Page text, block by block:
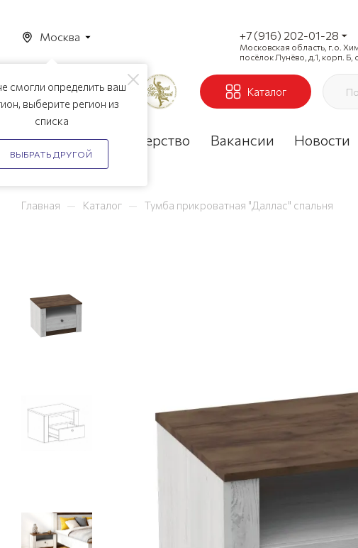
Москва
смогли определить ваш
выберите регион из
списка
ВЫБРАТЬ ДРУГОЙ
+7 (916) 202-01-28
Московская область, г.о.
посёлок Лунёво, д.1, корп. Б,
Каталог
Акции Партнерство Вакансии Новости
Главная — Каталог — Тумба прикроватная "Даллас" спальня